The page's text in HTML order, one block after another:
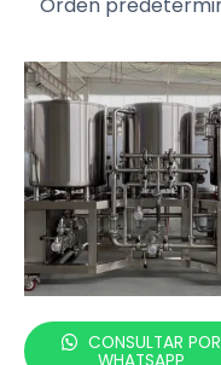
CONSULTAR POR